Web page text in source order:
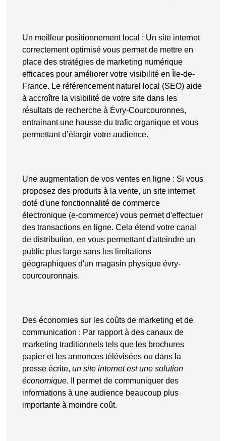
Un meilleur positionnement local : Un site internet
correctement optimisé vous permet de mettre en
place des stratégies de marketing numérique
efficaces pour améliorer votre visibilité en Île-de-
France. Le référencement naturel local (SEO) aide
à accroître la visibilité de votre site dans les
résultats de recherche à Évry-Courcouronnes,
entrainant une hausse du trafic organique et vous
permettant d’élargir votre audience.
Une augmentation de vos ventes en ligne : Si vous
proposez des produits à la vente, un site internet
doté d'une fonctionnalité de commerce
électronique (e-commerce) vous permet d'effectuer
des transactions en ligne. Cela étend votre canal
de distribution, en vous permettant d'atteindre un
public plus large sans les limitations
géographiques d'un magasin physique évry-
courcouronnais.
Des économies sur les coûts de marketing et de
communication : Par rapport à des canaux de
marketing traditionnels tels que les brochures
papier et les annonces télévisées ou dans la
presse écrite, un site internet est une solution
économique. Il permet de communiquer des
informations à une audience beaucoup plus
importante à moindre coût.